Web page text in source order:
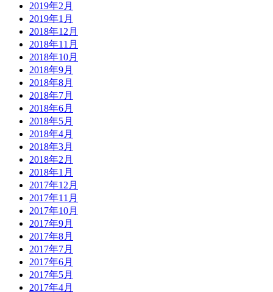
2019年2月
2019年1月
2018年12月
2018年11月
2018年10月
2018年9月
2018年8月
2018年7月
2018年6月
2018年5月
2018年4月
2018年3月
2018年2月
2018年1月
2017年12月
2017年11月
2017年10月
2017年9月
2017年8月
2017年7月
2017年6月
2017年5月
2017年4月